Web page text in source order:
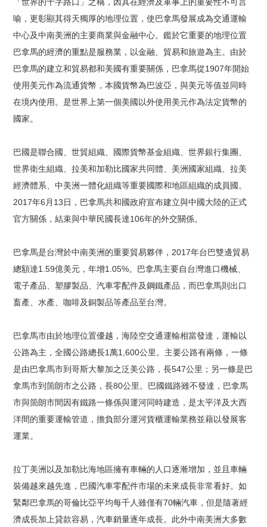
喻，更彰顯其得天獨厚的地理位置，使巴拿馬發展成為交通運輸
中心及中南美洲的主要商業與金融中心。鑑於它重要的地理位置
巴拿馬的經濟的重點是服務業，以金融、貿易和旅遊為主。由於
巴拿馬的建立和貿易都和美國有重要關係，巴拿馬從1907年開始
使用美元作為流通貨幣，本國貨幣為巴波亞，與美元等值並同時
在境內使用。是世界上第一個美國以外使用美元作為法定貨幣的
國家。
巴國是聯合國、世貿組織、國際貨幣基金組織、世界銀行集團、
世界衛生組織、拉美和加勒比國家共同體、美洲國家組織、拉美
經濟體系、中美洲一體化組織等重要國際和地區組織的成員國。
2017年6月13日，巴拿馬共和國政府宣布建立與中國大陸的正式
官方關係，結束與中華民國長達106年的外交關係。
巴拿馬是台灣於中南美洲的重要貿易夥伴，2017年台巴雙邊貿易
總額達1.59億美元，年增1.05%。巴拿馬主要自台灣進口機械、
電子產品、塑膠製品、汽車零配件及鋼鐵產品，而巴拿馬則出口
畜產、水產、咖啡及銅製品等產品至台灣。
巴拿馬市由於地理位置優越，海陸空交通運輸相當發達，運輸以
公路為主，全國公路總長1萬1,600公里。主要公路有兩條，一條
是由巴拿馬市到哥斯大黎加之泛美公路，長547公里；另一條是巴
拿馬市到箇朗市之公路，長80公里。巴國鐵路雖不發達，巴拿馬
市與箇朗市間因有鐵路一條係與運河同時建造，是太平洋及大西
洋間的重要運輸管道，擔負部分運河貨櫃運輸業務並藉以發展客
運業。
拉丁美洲以及加勒比海地區擁有車輛的人口逐漸增加，並且車輛
裝備越來越先進，巴國汽車零配件市場的未來成長非常看好。如
緊鄰巴拿馬的哥倫比亞平均每千人雖僅有70輛汽車，但是隨著經
濟成長加上貸款容易，汽車銷量逐年成長。此外中南美洲大多數